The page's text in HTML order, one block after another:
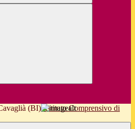
Istituto Comprensivo di